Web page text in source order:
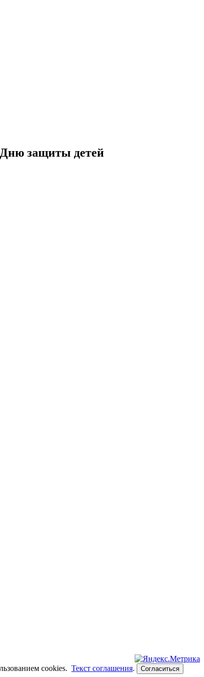
защиты детей
cookies. Текст соглашения. Согласиться